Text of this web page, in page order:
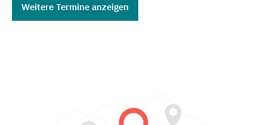
Weitere Termine anzeigen